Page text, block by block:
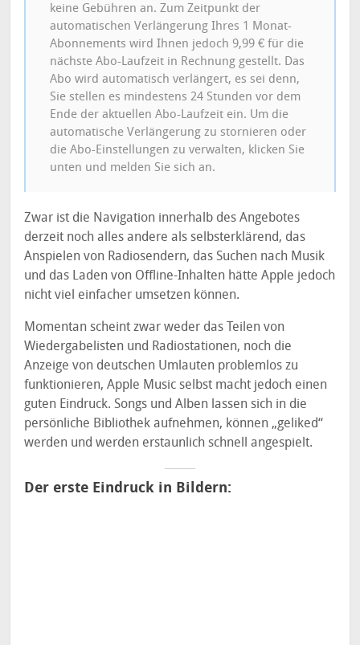
keine Gebühren an. Zum Zeitpunkt der
automatischen Verlängerung Ihres 1 Monat-
Abonnements wird Ihnen jedoch 9,99 € für die
nächste Abo-Laufzeit in Rechnung gestellt. Das
Abo wird automatisch verlängert, es sei denn,
Sie stellen es mindestens 24 Stunden vor dem
Ende der aktuellen Abo-Laufzeit ein. Um die
automatische Verlängerung zu stornieren oder
die Abo-Einstellungen zu verwalten, klicken Sie
unten und melden Sie sich an.
Zwar ist die Navigation innerhalb des Angebotes
derzeit noch alles andere als selbsterklärend, das
Anspielen von Radiosendern, das Suchen nach Musik
und das Laden von Offline-Inhalten hätte Apple jedoch
nicht viel einfacher umsetzen können.
Momentan scheint zwar weder das Teilen von
Wiedergabelisten und Radiostationen, noch die
Anzeige von deutschen Umlauten problemlos zu
funktionieren, Apple Music selbst macht jedoch einen
guten Eindruck. Songs und Alben lassen sich in die
persönliche Bibliothek aufnehmen, können „geliked“
werden und werden erstaunlich schnell angespielt.
Der erste Eindruck in Bildern: